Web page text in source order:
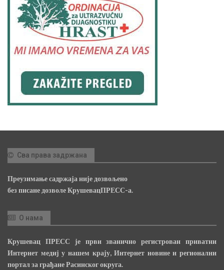
Сва права задржана
Преузимање садржаја није дозвољено
без писане дозволе КрушевацПРЕСС-а.
О нама
Крушевац ПРЕСС је први званично регистрован приватни
Интернет медиј у нашем крају, Интернет новине и регионални
портал за грађане Расинског округа.